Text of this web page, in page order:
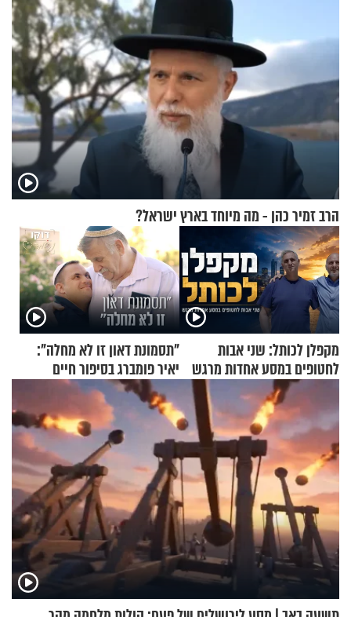
הרב זמיר כהן - מה מיוחד בארץ ישראל?
מקפלן לכותל: שני אבות
לחטופים במסע אחדות מרגש
"תסמונת דאון זו לא מחלה":
יאיר פומברג בסיפור חיים
מעורר השראה